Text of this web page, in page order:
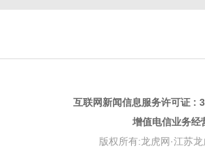
互联网新闻信息服务许可证
增值电信业务
版权所有:龙虎网·江苏